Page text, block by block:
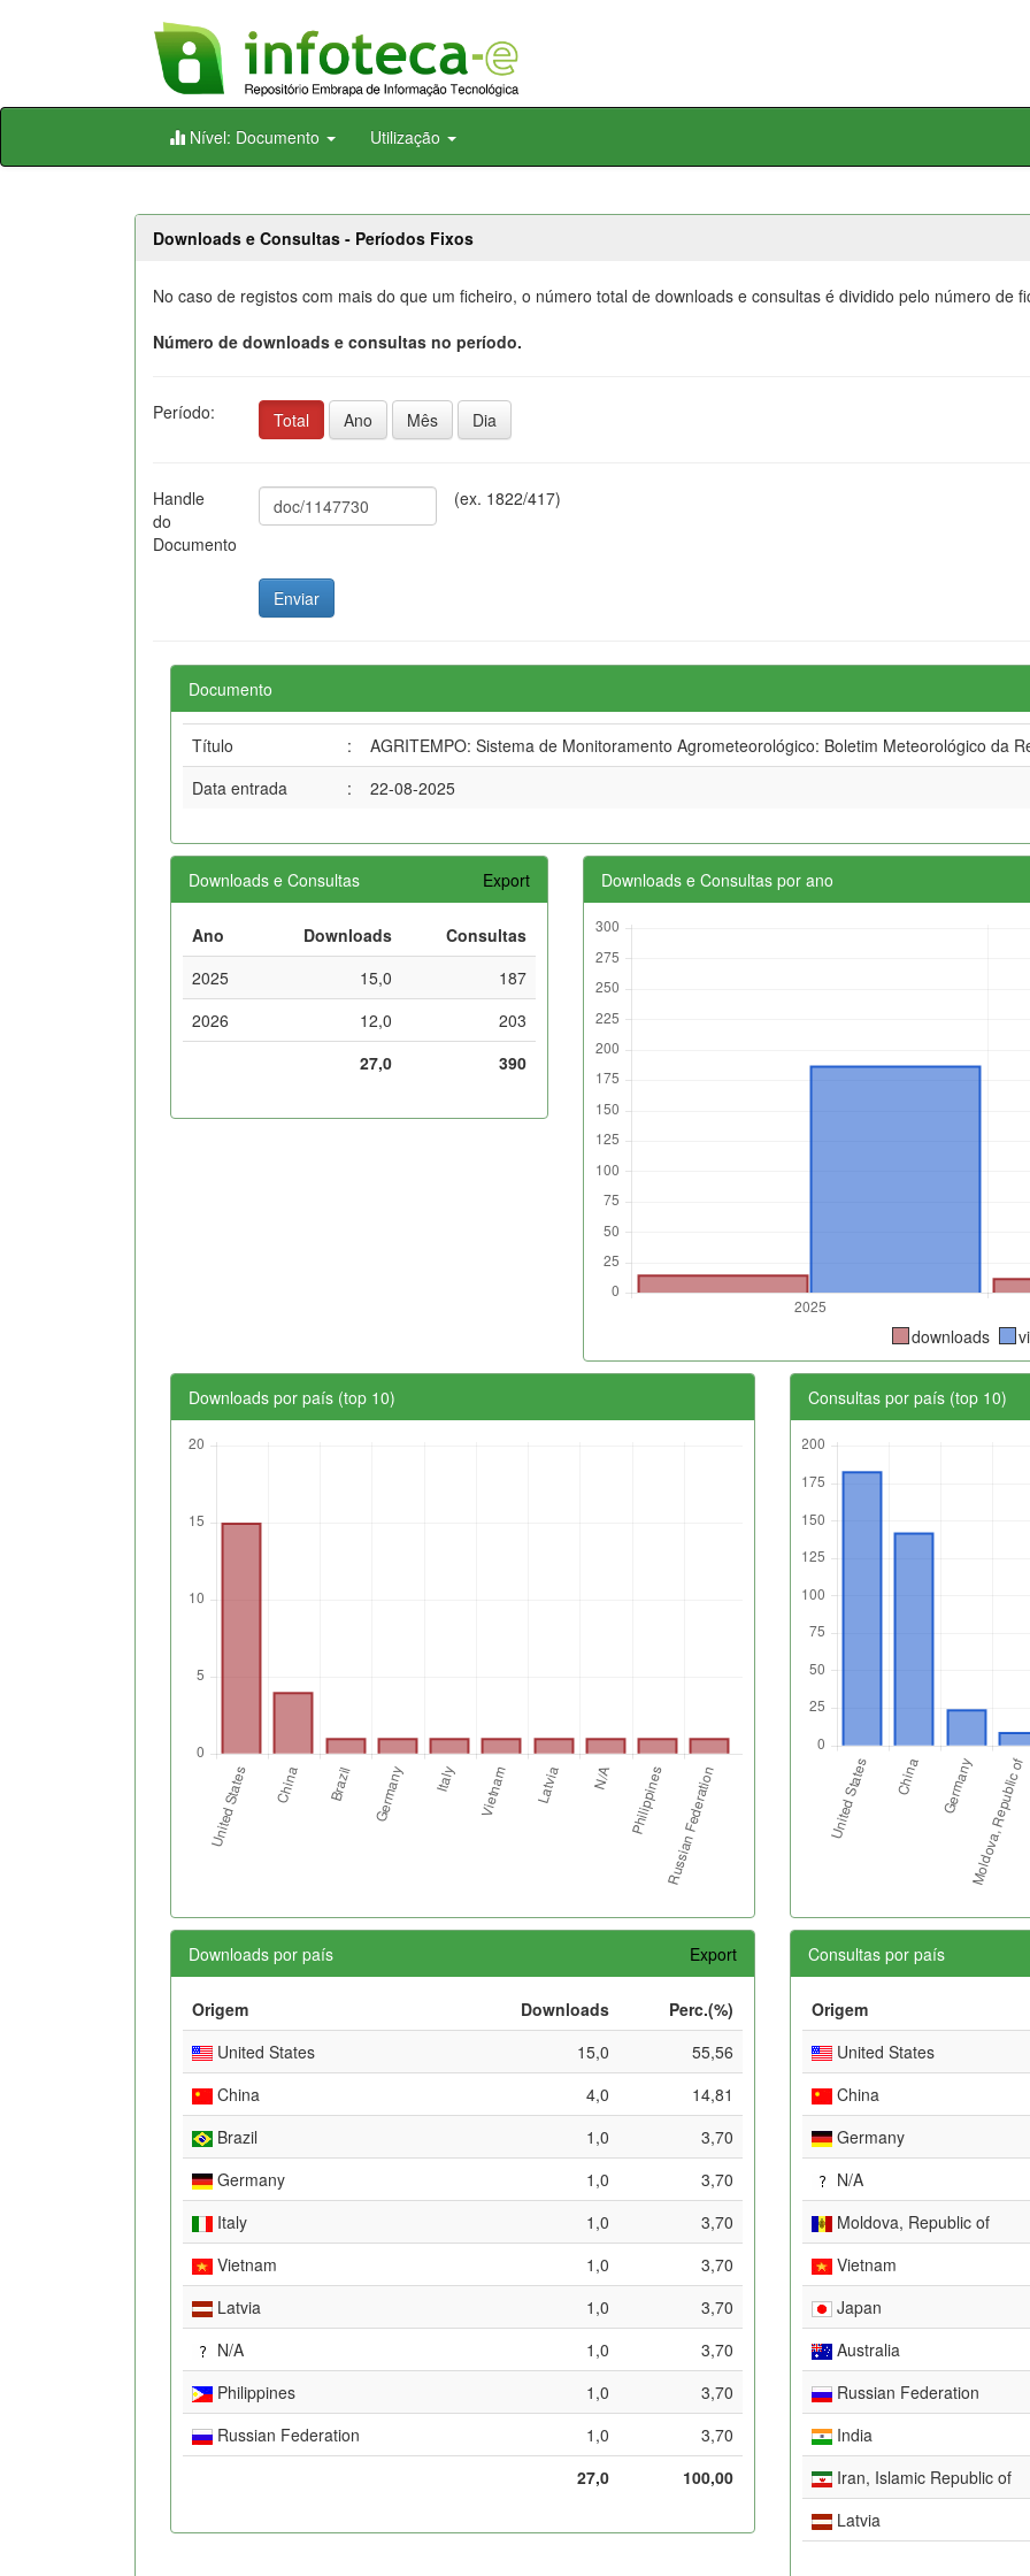
Skip
Nível: Documento Utilização
Downloads e Consultas - Períodos Fixos
No caso de registos com mais do que um ficheiro, o número total de downloads e consultas é dividido pelo número de
Número de downloads e consultas no período.
Período: Total Ano Mês Dia
Handle
do
Documento
(ex. 1822/417)
Documento
Título :
AGRITEMPO: Sistema de Monitoramento Agrometeorológico: Boletim Meteorológico da
Data entrada
: 22-08-2025
Downloads e Consultas Export
Ano Downloads
Consultas
2025
15,0
187
2026
12,0
203
27,0
390
Downloads e Consultas por ano
downloads
Downloads por país (top 10) Consultas por país (top 10)
Downloads por país Export
Origem Downloads
Perc.(%)
United States
15,0
55,56
China
4,0
14,81
Brazil
1,0
3,70
Germany
1,0
3,70
Italy
1,0
3,70
Vietnam
1,0
3,70
Latvia
1,0
3,70
N/A
1,0
3,70
Philippines
1,0
3,70
Russian Federation
1,0
3,70
27,0
100,00
Consultas por país
Origem
United States
China
Germany
N/A
Moldova, Republic of
Vietnam
Japan
Australia
Russian Federation
India
Iran, Islamic Republic of
Latvia